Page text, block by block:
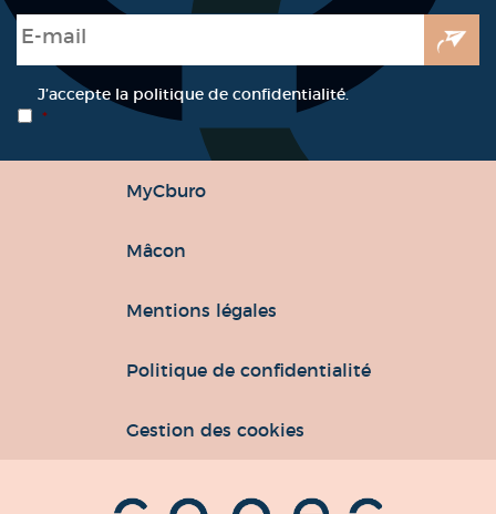
E-mail
RGPD *
J’accepte la politique de confidentialité.
*
MyCburo
Mâcon
Mentions légales
Politique de confidentialité
Gestion des cookies